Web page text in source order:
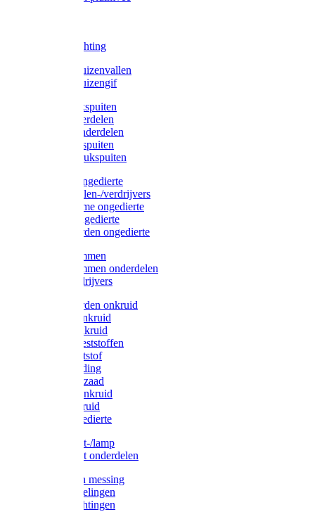
LED verlichting
Ratten / Muizenvallen
Ratten / Muizengif
Gloria drukspuiten
Gloria onderdelen
Gardena onderdelen
Dario drukspuiten
Gardena drukspuiten
Diversen ongedierte
Insectenvallen-/verdrijvers
Protect Home ongedierte
Solabiol ongedierte
Protect Garden ongedierte
Mollenklemmen
Mollenklemmen onderdelen
Mollenverdrijvers
Protect Garden onkruid
Diversen onkruid
Solabiol onkruid
Solabiol meststoffen
Pokon meststof
Pokon voeding
Pokon graszaad
Roundup onkruid
Pokon onkruid
Pokon ongedierte
Vliegenkast-/lamp
Vliegenkast onderdelen
Zuigkorven messing
Geka koppelingen
Geka afdichtingen